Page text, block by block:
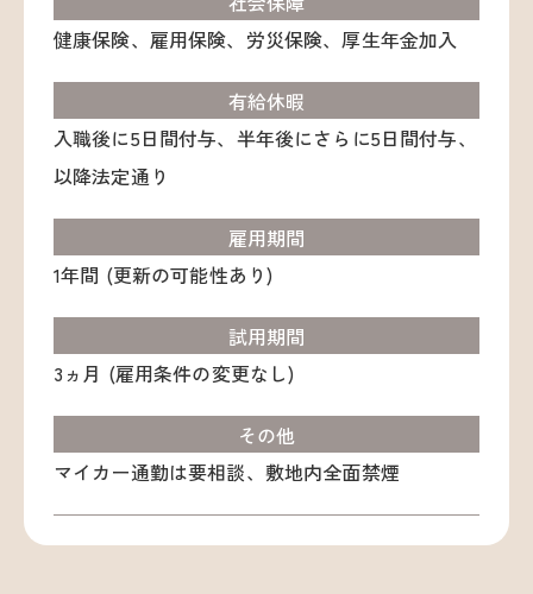
健康保険、雇用保険、労災保険、厚生年金加入
有給休暇
入職後に5日間付与、半年後にさらに5日間付与、
以降法定通り
雇用期間
1年間 (更新の可能性あり)
試用期間
3ヵ月 (雇用条件の変更なし)
その他
マイカー通勤は要相談、敷地内全面禁煙